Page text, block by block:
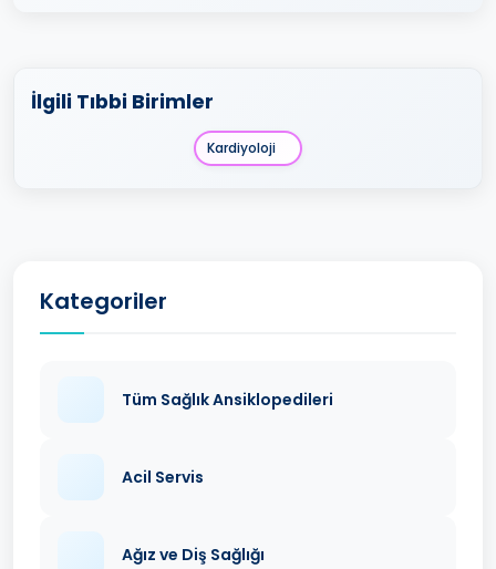
İlgili Tıbbi Birimler
Kardiyoloji
Kategoriler
Tüm Sağlık Ansiklopedileri
Acil Servis
Ağız ve Diş Sağlığı